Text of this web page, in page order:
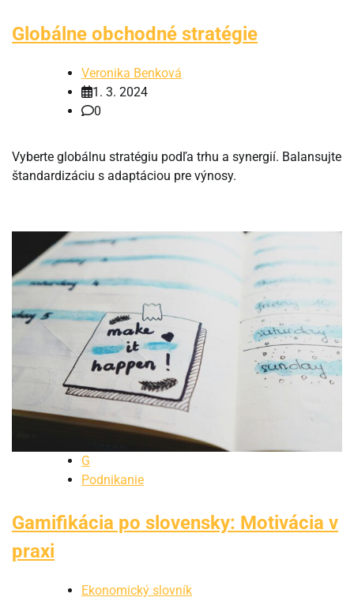
Globálne obchodné stratégie
Veronika Benková
1. 3. 2024
0
Vyberte globálnu stratégiu podľa trhu a synergií. Balansujte
štandardizáciu s adaptáciou pre výnosy.
G
Podnikanie
Gamifikácia po slovensky: Motivácia v
praxi
Ekonomický slovník